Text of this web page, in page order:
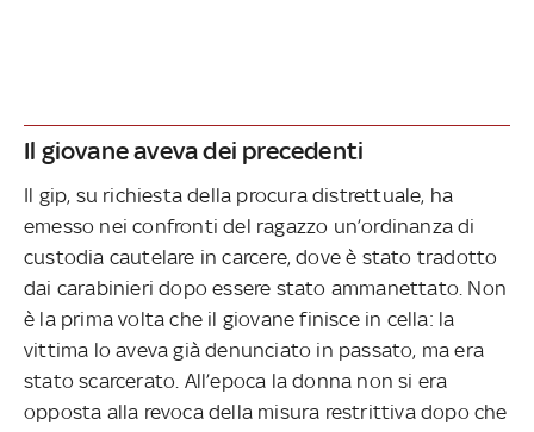
Il giovane aveva dei precedenti
Il gip, su richiesta della procura distrettuale, ha
emesso nei confronti del ragazzo un’ordinanza di
custodia cautelare in carcere, dove è stato tradotto
dai carabinieri dopo essere stato ammanettato. Non
è la prima volta che il giovane finisce in cella: la
vittima lo aveva già denunciato in passato, ma era
stato scarcerato. All’epoca la donna non si era
opposta alla revoca della misura restrittiva dopo che